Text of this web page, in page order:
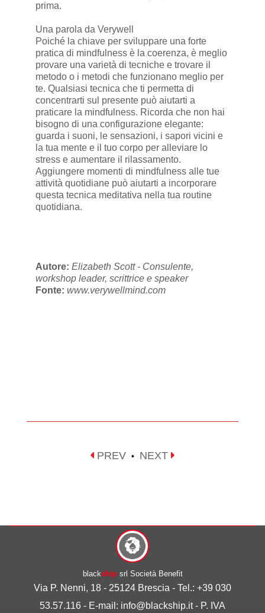
prima.
Una parola da Verywell
Poiché la chiave per sviluppare una forte
pratica di mindfulness è la coerenza, è meglio
provare una varietà di tecniche e trovare il
metodo o i metodi che funzionano meglio per
te. Qualsiasi tecnica che ti permetta di
concentrarti sul presente può aiutarti a
praticare la mindfulness. Ricorda che non hai
bisogno di una configurazione elegante:
guarda i suoni, le sensazioni, i sapori vicini e
la tua mente e il tuo corpo per alleviare lo
stress e aumentare il rilassamento.
Aggiungere momenti di mindfulness alle tue
attività quotidiane può aiutarti a incorporare
questa tecnica meditativa nella tua routine
quotidiana.
Autore: Elizabeth Scott - Consulente,
workshop leader, scrittrice e speaker
Fonte: www.verywellmind.com
PREV • NEXT
blackshipsrl Società Benefit
Via P. Nenni, 18 - 25124 Brescia - Tel.: +39 030
53.57.116 - E-mail: info@blackship.it - P. IVA